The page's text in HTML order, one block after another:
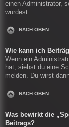
einen Administrator,
wurdest.
NACH OBEN
Wie kann ich
Wenn ein
hat, siehst du eine
melden. Du wirst
NACH OBEN
Was bewirkt die
Beitrags?